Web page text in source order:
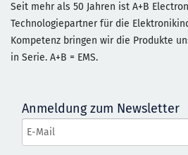
Seit mehr als 50 Jahren ist A+B
Technologiepartner für die
Kompetenz bringen wir die Produkte
in Serie. A+B = EMS.
Anmeldung zum Newsletter